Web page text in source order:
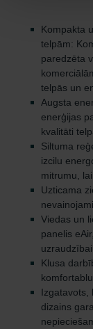
Kompakta
telpām:
paredzēta
telpās un
Augsta
enerģijas
kvalitāti
Siltuma
izcilu
mitrumu,
Uzticama
Viedas un
panelis
uzraudzībai.
Klusa
Izgatavots,
dizains